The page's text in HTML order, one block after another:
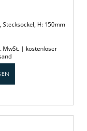
Stecksockel, H: 150mm
MwSt. | kostenloser